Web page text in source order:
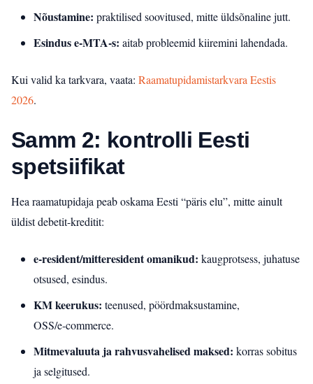
Nõustamine: praktilised soovitused, mitte üldsõnaline jutt.
Esindus e‑MTA-s: aitab probleemid kiiremini lahendada.
Kui valid ka tarkvara, vaata: Raamatupidamistarkvara Eestis
2026.
Samm 2: kontrolli Eesti
spetsiifikat
Hea raamatupidaja peab oskama Eesti “päris elu”, mitte ainult
üldist debetit-kreditit:
e‑resident/mitteresident omanikud: kaugprotsess, juhatuse
otsused, esindus.
KM keerukus: teenused, pöördmaksustamine,
OSS/e‑commerce.
Mitmevaluuta ja rahvusvahelised maksed: korras sobitus
ja selgitused.